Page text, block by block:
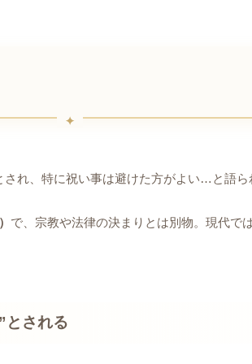
され、特に祝い事は避けた方がよい…と語
で、宗教や法律の決まりとは別物。現代で
とされる